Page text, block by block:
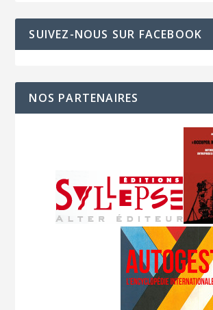
SUIVEZ-NOUS SUR FACEBOOK
NOS PARTENAIRES